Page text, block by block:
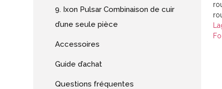
9. Ixon Pulsar Combinaison de cuir
d’une seule pièce
Accessoires
Guide d’achat
Questions fréquentes